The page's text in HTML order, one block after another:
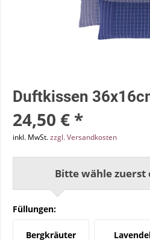
Duftkissen
24,50 € *
inkl. MwSt.zzgl. Versandkosten
Bitte wähle zuerst
Füllungen:
Bergkräuter